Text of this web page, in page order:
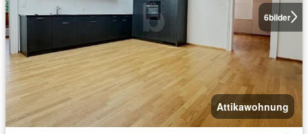
6bilder
Attikawohnung